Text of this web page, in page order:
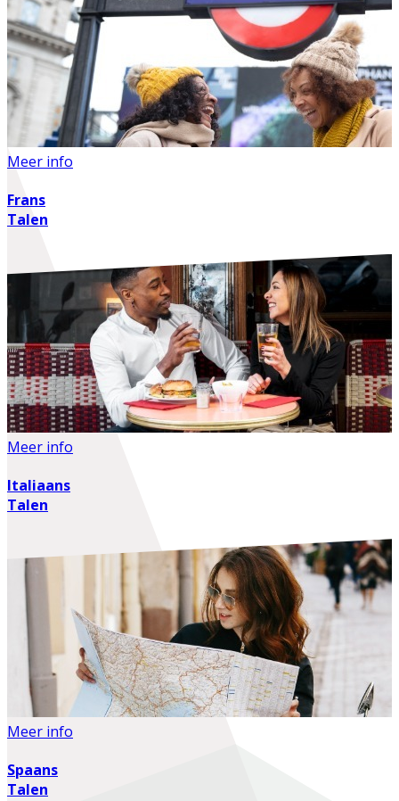
Meer info
Frans
Talen
Meer info
Italiaans
Talen
Meer info
Spaans
Talen